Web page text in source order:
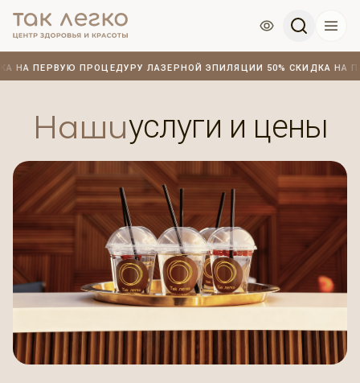
НА ПЕРВУЮ ПРОЦЕДУРУ ЛАЗЕРНОЙ ЭПИЛЯЦИИ•50% СКИДКА НА
Нашиуслуги и цены